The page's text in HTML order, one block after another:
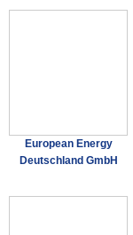
European Energy
Deutschland GmbH